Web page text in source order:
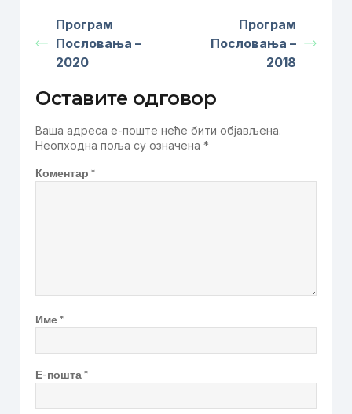
Програм
Пословања –
2020
Програм
Пословања –
2018
Оставите одговор
Ваша адреса е-поште неће бити објављена.
Неопходна поља су означена *
Коментар *
Име*
Е-пошта*